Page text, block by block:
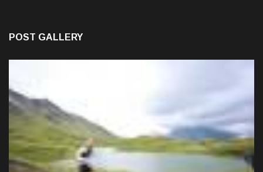
POST GALLERY